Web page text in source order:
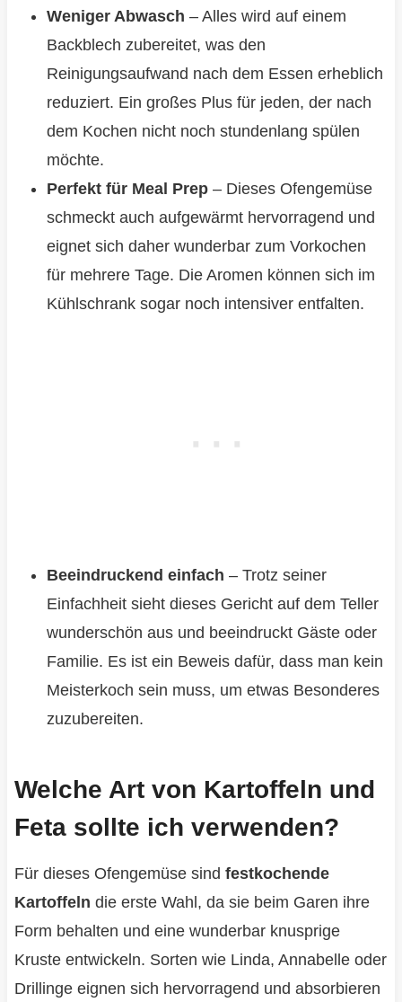
Weniger Abwasch – Alles wird auf einem
Backblech zubereitet, was den
Reinigungsaufwand nach dem Essen erheblich
reduziert. Ein großes Plus für jeden, der nach
dem Kochen nicht noch stundenlang spülen
möchte.
Perfekt für Meal Prep– Dieses Ofengemüse
schmeckt auch aufgewärmt hervorragend und
eignet sich daher wunderbar zum Vorkochen
für mehrere Tage. Die Aromen können sich im
Kühlschrank sogar noch intensiver entfalten.
Beeindruckend einfach – Trotz seiner
Einfachheit sieht dieses Gericht auf dem Teller
wunderschön aus und beeindruckt Gäste oder
Familie. Es ist ein Beweis dafür, dass man kein
Meisterkoch sein muss, um etwas Besonderes
zuzubereiten.
Welche Art von Kartoffeln und
Feta sollte ich verwenden?
Für dieses Ofengemüse sind festkochende
Kartoffeln die erste Wahl, da sie beim Garen ihre
Form behalten und eine wunderbar knusprige
Kruste entwickeln. Sorten wie Linda, Annabelle oder
Drillinge eignen sich hervorragend und absorbieren